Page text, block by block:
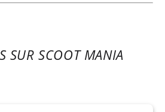
chaîne
SUR SCOOT MANIA